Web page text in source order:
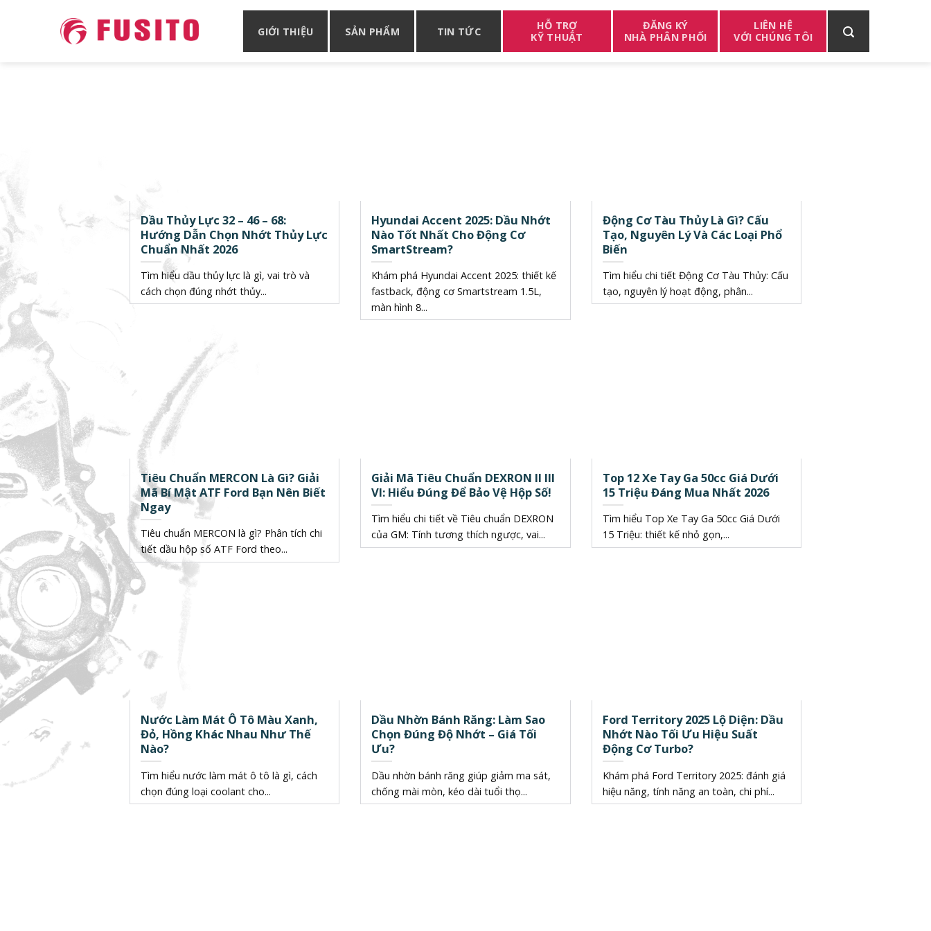
GIỚI THIỆU SẢN PHẨM TIN TỨC
HỖ TRỢ
KỸ THUẬT
ĐĂNG KÝ
NHÀ PHÂN PHỐI
LIÊN HỆ
VỚI CHÚNG TÔI
Dầu Thủy Lực 32 – 46 – 68:
Hướng Dẫn Chọn Nhớt Thủy Lực
Chuẩn Nhất 2026
Tìm hiểu dầu thủy lực là gì, vai trò và
cách chọn đúng nhớt thủy...
Hyundai Accent 2025: Dầu Nhớt
Nào Tốt Nhất Cho Động Cơ
SmartStream?
Khám phá Hyundai Accent 2025: thiết kế
fastback, động cơ Smartstream 1.5L,
màn hình 8...
Động Cơ Tàu Thủy Là Gì? Cấu
Tạo, Nguyên Lý Và Các Loại Phổ
Biến
Tìm hiểu chi tiết Động Cơ Tàu Thủy: Cấu
tạo, nguyên lý hoạt động, phân...
Tiêu Chuẩn MERCON Là Gì? Giải
Mã Bí Mật ATF Ford Bạn Nên Biết
Ngay
Tiêu chuẩn MERCON là gì? Phân tích chi
tiết dầu hộp số ATF Ford theo...
Giải Mã Tiêu Chuẩn DEXRON II III
VI: Hiểu Đúng Để Bảo Vệ Hộp Số!
Tìm hiểu chi tiết về Tiêu chuẩn DEXRON
của GM: Tính tương thích ngược, vai...
Top 12 Xe Tay Ga 50cc Giá Dưới
15 Triệu Đáng Mua Nhất 2026
Tìm hiểu Top Xe Tay Ga 50cc Giá Dưới
15 Triệu: thiết kế nhỏ gọn,...
Nước Làm Mát Ô Tô Màu Xanh,
Đỏ, Hồng Khác Nhau Như Thế
Nào?
Tìm hiểu nước làm mát ô tô là gì, cách
chọn đúng loại coolant cho...
Dầu Nhờn Bánh Răng: Làm Sao
Chọn Đúng Độ Nhớt – Giá Tối
Ưu?
Dầu nhờn bánh răng giúp giảm ma sát,
chống mài mòn, kéo dài tuổi thọ...
Ford Territory 2025 Lộ Diện: Dầu
Nhớt Nào Tối Ưu Hiệu Suất
Động Cơ Turbo?
Khám phá Ford Territory 2025: đánh giá
hiệu năng, tính năng an toàn, chi phí...